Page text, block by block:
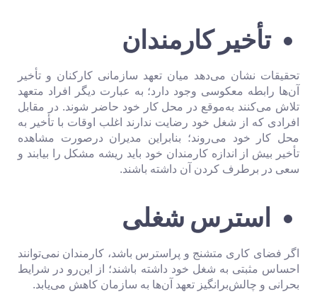
تأخیر کارمندان
تحقیقات نشان می‌دهد میان تعهد سازمانی کارکنان و تأخیر
آن‌ها رابطه معکوسی وجود دارد؛ به عبارت دیگر افراد متعهد
تلاش می‌کنند به‌موقع در محل کار خود حاضر شوند. در مقابل
افرادی که از شغل خود رضایت ندارند اغلب اوقات با تأخیر به
محل کار خود می‌روند؛ بنابراین مدیران درصورت مشاهده
تأخیر بیش از اندازه کارمندان خود باید ریشه مشکل را بیابند و
سعی در برطرف کردن آن داشته باشند.
استرس شغلی
اگر فضای کاری متشنج و پراسترس باشد، کارمندان نمی‌توانند
احساس مثبتی به شغل خود داشته باشند؛ از این‌رو در شرایط
بحرانی و چالش‌برانگیز تعهد آن‌ها به سازمان کاهش می‌یابد.